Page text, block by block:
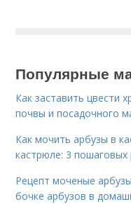
Популярные
Как заставить цвести
почвы и посадочного
Как мочить арбузы в
кастрюле: 3
Рецепт моченые
бочке арбузов в